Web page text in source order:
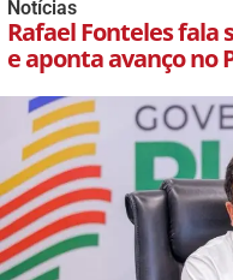
Notícias
Rafael Fonteles fala
e aponta avanço no